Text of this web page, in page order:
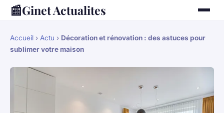
📰Ginet Actualites
Accueil › Actu › Décoration et rénovation : des astuces pour
sublimer votre maison